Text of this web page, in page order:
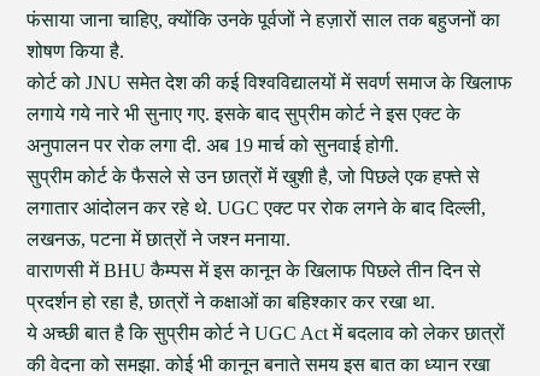
फंसाया जाना चाहिए, क्योंकि उनके पूर्वजों ने हज़ारों साल तक बहुजनों का
शोषण किया है.
कोर्ट को JNU समेत देश की कई विश्वविद्यालयों में सवर्ण समाज के खिलाफ
लगाये गये नारे भी सुनाए गए. इसके बाद सुप्रीम कोर्ट ने इस एक्ट के
अनुपालन पर रोक लगा दी. अब 19 मार्च को सुनवाई होगी.
सुप्रीम कोर्ट के फैसले से उन छात्रों में खुशी है, जो पिछले एक हफ्ते से
लगातार आंदोलन कर रहे थे. UGC एक्ट पर रोक लगने के बाद दिल्ली,
लखनऊ, पटना में छात्रों ने जश्न मनाया.
वाराणसी में BHU कैम्पस में इस कानून के खिलाफ पिछले तीन दिन से
प्रदर्शन हो रहा है, छात्रों ने कक्षाओं का बहिश्कार कर रखा था.
ये अच्छी बात है कि सुप्रीम कोर्ट ने UGC Act में बदलाव को लेकर छात्रों
की वेदना को समझा. कोई भी कानून बनाते समय इस बात का ध्यान रखा